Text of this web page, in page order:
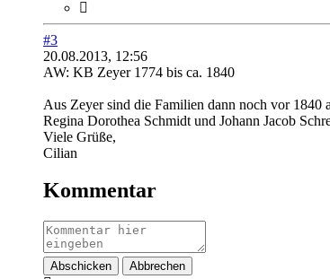
#3
20.08.2013, 12:56
AW: KB Zeyer 1774 bis ca. 1840
Aus Zeyer sind die Familien dann noch vor 1840
Regina Dorothea Schmidt und Johann Jacob
Viele Grüße,
Cilian
Kommentar
Abschicken Abbrechen